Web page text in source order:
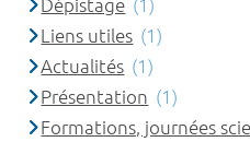
Dépistage (1)
Liens utiles (1)
Actualités (1)
Présentation (1)
Formations, journées